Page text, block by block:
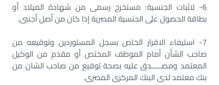
6- لاثبات الجنسية: مستخرج رسمى من شهادة الميلاد أو
بطاقة الحصول على الجنسية المصرية إذا كان من أصل أجنبى.
7- استيفاء الاقرار الخاص بسجل المستوردين وتوقيعه من
صاحب الشأن أمام الموظف المختص أو مقدم من الوكيل
المعتمد ومصـــــدق عليه بصحة توقيع من صاحب الشان من
بنك معتمد لدى البنك المركزى المصرى.